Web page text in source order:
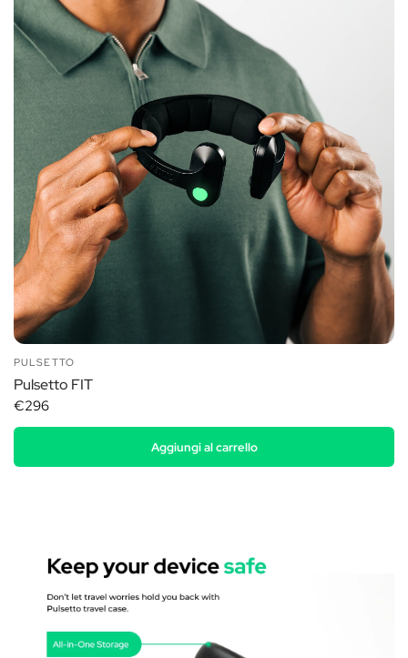
PULSETTO
Pulsetto FIT
€296
Aggiungi al carrello